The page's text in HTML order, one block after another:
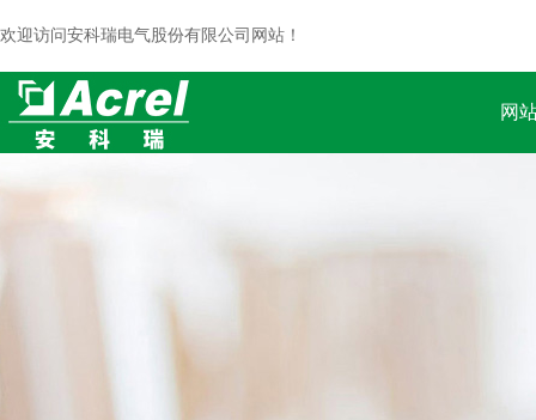
欢迎访问安科瑞电气股份有限公司网站！
网